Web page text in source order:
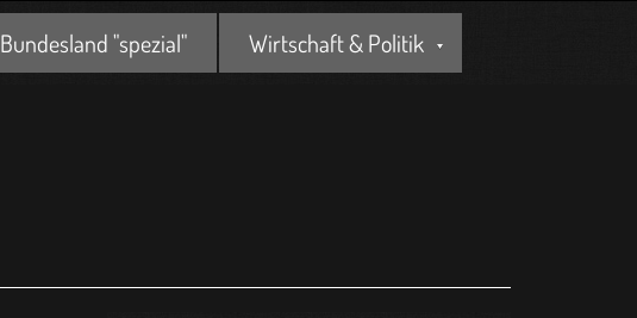
Bundesland "spezial" Wirtschaft & Politik